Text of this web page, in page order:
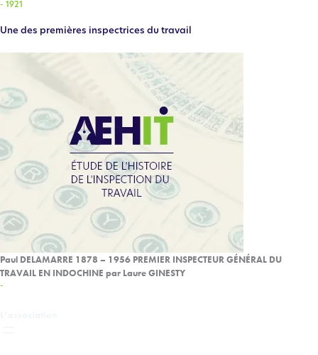
- 1921
Une des premières inspectrices du travail
Paul DELAMARRE 1878 – 1956 PREMIER INSPECTEUR GÉNÉRAL DU
TRAVAIL EN INDOCHINE par Laure GINESTY
-